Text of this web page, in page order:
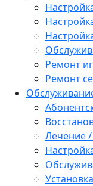
Ремонт
Ремонт
Лечение /